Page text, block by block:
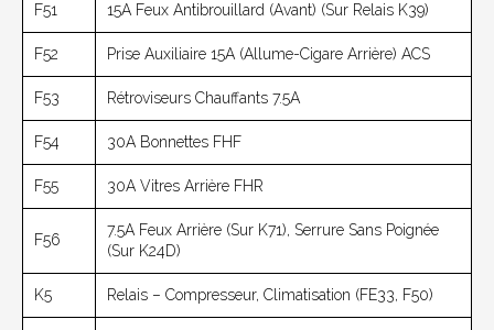
F51 15A Feux Antibrouillard (avant) (sur Relais K39)
F52 Prise Auxiliaire 15A (allume-Cigare Arrière) ACS
F53 Rétroviseurs Chauffants 7.5A
F54 30A Bonnettes FHF
F55 30A Vitres Arrière FHR
F56
7.5A Feux Arrière (sur K71), Serrure Sans Poignée
(sur K24D)
K5 Relais – Compresseur, Climatisation (FE33, F50)